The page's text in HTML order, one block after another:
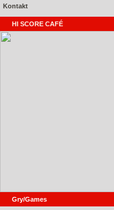
Kontakt
HI SCORE CAFÉ
Gry/Games